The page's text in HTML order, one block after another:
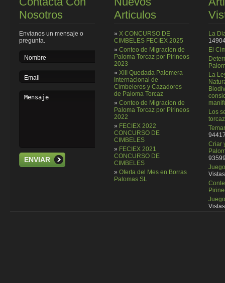
Nosotros
Envianos un mensaje o
pregunta.
ENVIAR
Articulos
» X CONCURSO DE
CIMBELES FECIEX 2025
» Conteo de Migracion de
Paloma Torcaz por Pirineos
2023
» XIII Quedada Palomera
Internacional de
Cimbeleros y Cazadores
de Paloma Torcaz
» Conteo de Migracion de
Paloma Torcaz por Pirineos
2022
» FECIEX 2022
CONCURSO DE
CIMBELES
» FECIEX 2021
CONCURSO DE
CIMBELES
» Oferta del Mes en Borras
Palomas SL
La
El
La
Los
torcaz
Criar
Vistas
Vistas